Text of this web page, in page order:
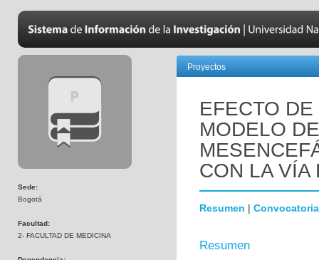
Sede:
Bogotá
Facultad:
2- FACULTAD DE MEDICINA
Proyectos
EFECTO
MODELO
CON LA VÍA
Resumen | Convocatoria
Resumen